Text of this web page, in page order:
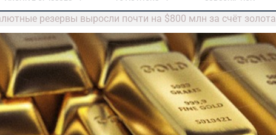
резервы выросли почти на $800 млн за счёт золота